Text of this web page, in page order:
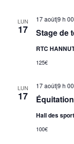
LUN
17 Stage de
17 août|9 h
RTC
125€
LUN
17 Équitation
17 août|9 h
Hall des
100€